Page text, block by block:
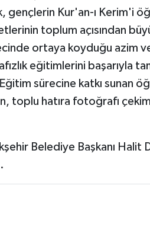
gençlerin Kur'an-ı Kerim'i
toplum açısından
ortaya koyduğu azim
eğitimlerini başarıyla
sürecine katkı sunan
toplu hatıra fotoğrafı çekimi
Belediye Başkanı Halit